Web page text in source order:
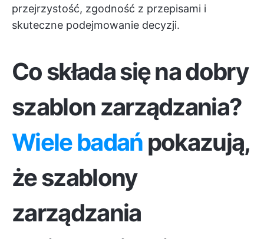
przejrzystość, zgodność z przepisami i
skuteczne podejmowanie decyzji.
Co składa się na dobry
szablon zarządzania?
Wiele badań pokazują,
że szablony
zarządzania